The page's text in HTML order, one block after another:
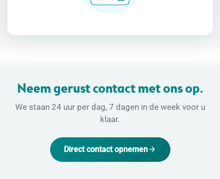
Neem gerust contact met ons op.
We staan 24 uur per dag, 7 dagen in de week voor u
klaar.
Direct contact opnemen